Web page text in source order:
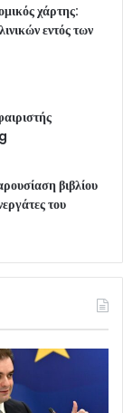
χάρτης:
εντός των
βιβλίου
του